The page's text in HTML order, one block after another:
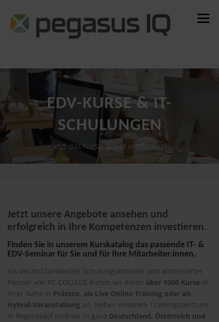
Inhalt
springen
Menü
Alle Standorte
EDV-KURSE & IT-
SCHULUNGEN
Jetzt das Kursangebot entdecken!
Jetzt unsere Angebote ansehen und
erfolgreich in Ihre Kompetenzen investieren.
Finden Sie in unserem Kurskatalog das passende IT- &
EDV-Seminar für Sie und für Ihre Mitarbeiter:innen.
Als deutschlandweiter Schulungsanbieter und autorisierter
Partner von PC-COLLEGE bieten wir Ihnen über 1000 Kurse in
Ihrer Nähe in Präsenz, als Live Online-Training oder als
Hybrid-Veranstaltung an. Neben unserem Trainingszentrum
in Regenstauf sind wir in ganz Deutschland, Österreich und